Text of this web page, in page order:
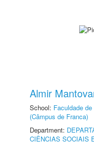
Almir
School: Faculdade
(Câmpus de Franca)
Department:
CIÊNCIAS SOCIAIS